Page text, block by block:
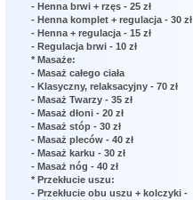
- Henna brwi + rzęs - 25 zł
- Henna komplet + regulacja - 30 zł
- Henna + regulacja - 15 zł
- Regulacja brwi - 10 zł
* Masaże:
- Masaż całego ciała
- Klasyczny, relaksacyjny - 70 zł
- Masaż Twarzy - 35 zł
- Masaż dłoni - 20 zł
- Masaż stóp - 30 zł
- Masaż pleców - 40 zł
- Masaż karku - 30 zł
- Masaż nóg - 40 zł
* Przekłucie uszu:
- Przekłucie obu uszu + kolczyki -